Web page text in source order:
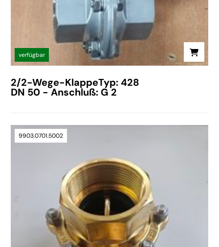
verfügbar
2/2-Wege-KlappeTyp: 428
DN 50 - Anschluß: G 2
9903.0701.5002